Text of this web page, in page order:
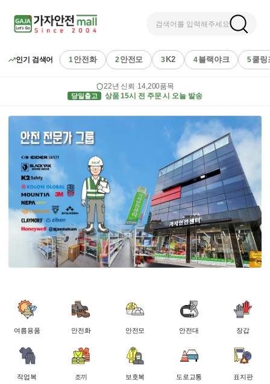
검색어를 입력해주세요
인기 검색어 1안전화 2안전모 3 K2 4블랙야크 5쿨링
22년 신뢰 ·14,200품목
당일출고
상품 15시 전 주문 시 오늘 발송
여름용품 안전화 안전모 안전대 장갑
작업복 조끼 보호복 도로교통 표지판